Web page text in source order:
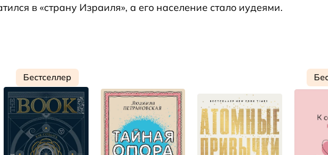
в «страну Израиля», а его население стало иудеями.
Бестселлер